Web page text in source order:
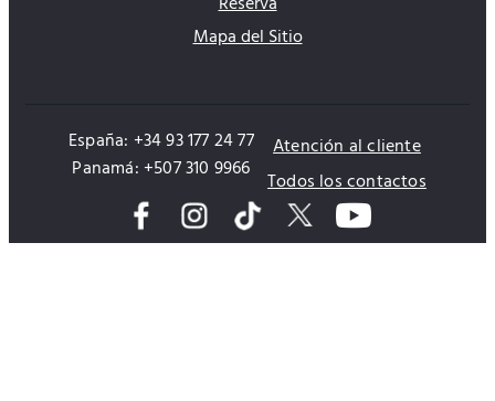
Mapa del Sitio
España: +34 93 177 24 77
Panamá: +507 310 9966
Atención al cliente
Todos los contactos